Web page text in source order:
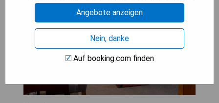
Angebote anzeigen
Nein, danke
Auf booking.com finden